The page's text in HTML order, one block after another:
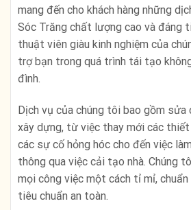
mang đến cho khách hàng những
Sóc Trăng chất lượng cao và đáng
thuật viên giàu kinh nghiệm của
trợ bạn trong quá trình tái tạo
đình.
Dịch vụ của chúng tôi bao gồm sửa
xây dựng, từ việc thay mới các
các sự cố hỏng hóc cho đến việc
thông qua việc cải tạo nhà. Chúng
mọi công việc một cách tỉ mỉ,
tiêu chuẩn an toàn.